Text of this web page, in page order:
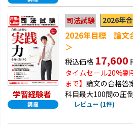
学習経験者
司法試験 2026年
2026年目標 論文
＞
税込価格 17,600
タイムセール20%
まで】 論文の合格答
科目最大100問の圧
レビュー (1件)